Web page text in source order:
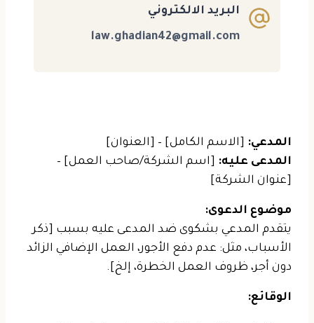
البريد الالكتروني
law.ghadian42@gmail.com
المدعي:
[الاسم الكامل] – [العنوان]
المدعى عليه:
[اسم الشركة/صاحب العمل] –
[عنوان الشركة]
موضوع الدعوى:
يتقدم المدعي بشكوى ضد المدعى عليه بسبب [ذكر
الأسباب، مثل: عدم دفع الأجور، العمل الإضافي الزائد
دون أجر، ظروف العمل الخطرة، إلخ].
الوقائع: